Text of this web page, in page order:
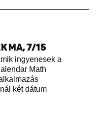
MA, 7/15
ingyenesek a
Math
két dátum